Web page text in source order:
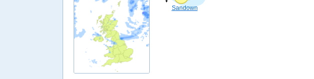
Sandown